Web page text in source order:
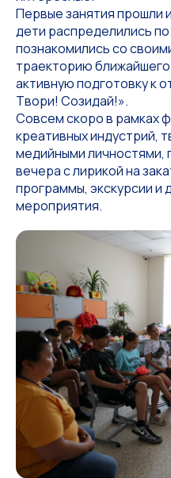
Первые занятия прошли
дети распределились
познакомились со
траекторию ближайшего
активную подготовку к
Твори! Созидай!».
Совсем скоро в рамках
креативных индустрий,
медийными личностями,
вечера с лирикой на
программы, экскурсии и
мероприятия.